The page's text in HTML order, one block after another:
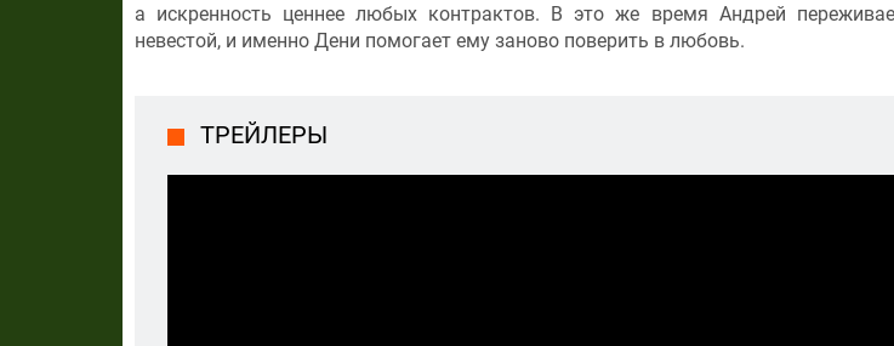
а искренность ценнее любых контрактов. В это же время Андрей
невестой, и именно Дени помогает ему заново поверить в любовь.
ТРЕЙЛЕРЫ